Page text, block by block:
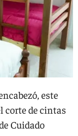
este
corte de cintas
Cuidado